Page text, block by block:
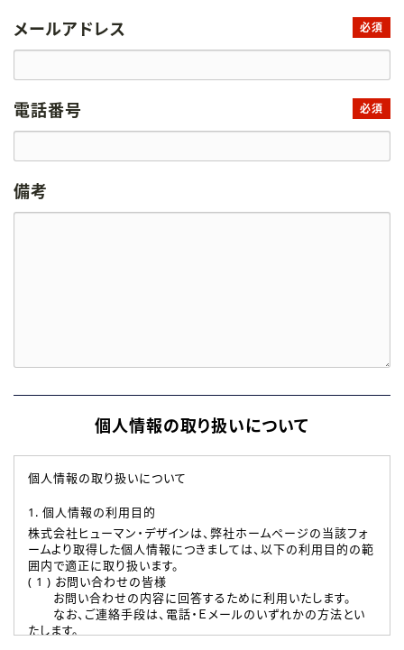
メールアドレス 必須
電話番号 必須
備考
個人情報の取り扱いについて
個人情報の取り扱いについて
1. 個人情報の利用目的
株式会社ヒューマン・デザインは、弊社ホームページの当該フォ
ームより取得した個人情報につきましては、以下の利用目的の範
囲内で適正に取り扱います。
( 1 ) お問い合わせの皆様
お問い合わせの内容に回答するために利用いたします。
なお、ご連絡手段は、電話・Ｅメールのいずれかの方法とい
たします。